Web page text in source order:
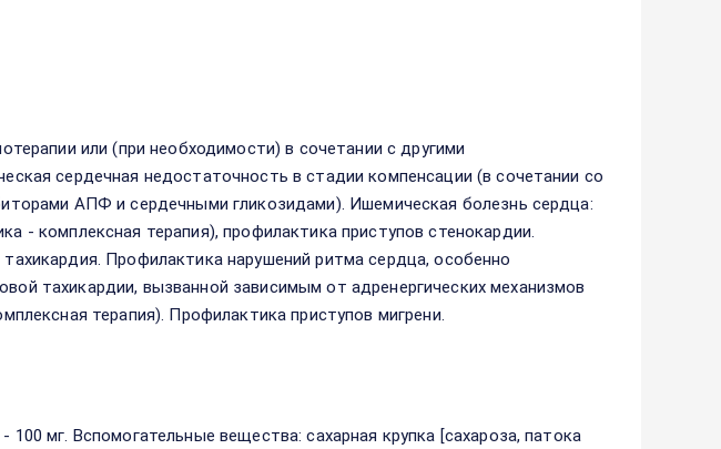
или (при необходимости) в сочетании с другими
сердечная недостаточность в стадии компенсации (в сочетании со
АПФ и сердечными гликозидами). Ишемическая болезнь сердца:
- комплексная терапия), профилактика приступов стенокардии.
Профилактика нарушений ритма сердца, особенно
тахикардии, вызванной зависимым от адренергических механизмов
терапия). Профилактика приступов мигрени.
мг. Вспомогательные вещества: сахарная крупка [сахароза, патока